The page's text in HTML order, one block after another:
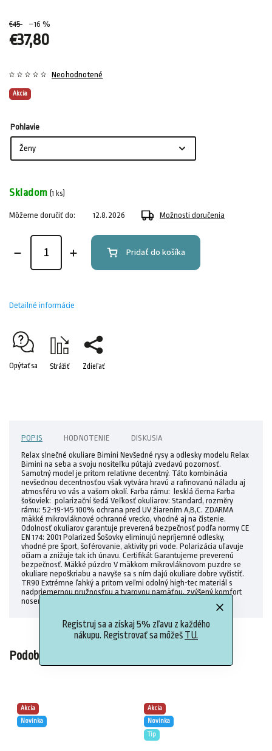
Registruj sa a získaj 5% zľavu z každého
nákupu. Registrovať sa môžeš TU.
€45 –16 %
€37,80
Akcia
Neohodnotené
Pohlavie
Skladom (1 ks)
Môžeme doručiť do: 12.8.2026 Možnosti doručenia
Pridať do košíka
Detailné informácie
Opýtať sa Strážiť Zdieľať
POPIS HODNOTENIE
DISKUSIA
Relax slnečné okuliare Bimini Nevšedné rysy a odlesky modelu Relax
Bimini na seba a svoju nositeľku pútajú zvedavú pozornosť.
Samotný model je pritom relatívne decentný. Táto kombinácia
nevšednou decentnosťou však vytvára hravú a rafinovanú náladu aj
atmosféru vo vás a vašom okolí. Farba rámu: lesklá čierna Farba
šošoviek: polarizační šedá Veľkosť okuliarov: Standard, rozměry
rámu: 52-19-145 100% ochrana pred UV žiarením A,B,C. ZDARMA
mäkké mikrovláknové ochranné vrecko, vhodné aj na čistenie.
Odolnosť okuliarov garantuje preverená bezpečnosť podľa normy CE
EN 174: 2001 Polarized Šošovky eliminujú nepríjemné odlesky,
vhodné pre šport, šoférovanie, aktivity pri vode. Polarizácia uľavuje
očiam a znižuje tak ich únavu. Certifikát Garantujeme preverenú
bezpečnosť. Mäkké púzdro V mäkkom mikrovláknovom puzdre se
okuliare nepoškriabu a navyše sa s ním dajú okuliare dobre vyčistiť.
TR90 Extrémne ľahký a pritom veľmi odolný high-tec materiál s
nadpriemernou pružnosťou a tvarovou pamäťou, zvýšený komfort
nosenia.
Podobné (2)
Akcia
Novinka
Akcia
Novinka
Tip